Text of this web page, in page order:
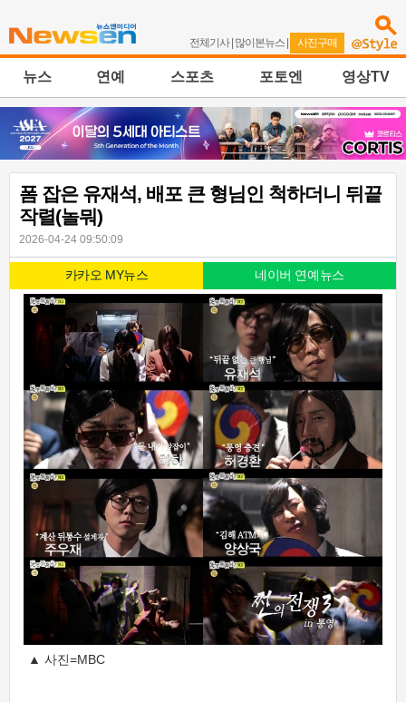
전체기사| 많이본뉴스 | 사진구매
뉴스 연예 스포츠 포토엔 영상TV
폼 잡은 유재석, 배포 큰 형님인 척하더니 뒤끝
작렬(놀뭐)
2026-04-24 09:50:09
카카오 MY뉴스 네이버 연예뉴스
▲ 사진=MBC